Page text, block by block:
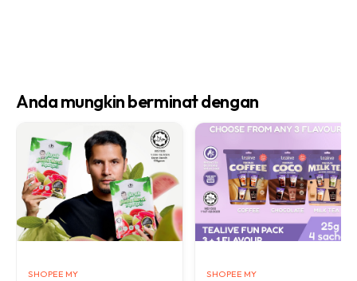
Anda mungkin berminat dengan
SHOPEE MY SHOPEE MY